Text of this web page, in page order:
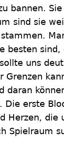
bannen.
sind sie
besten
uns
Grenzen
daran
erste
Herzen, die
Spielraum